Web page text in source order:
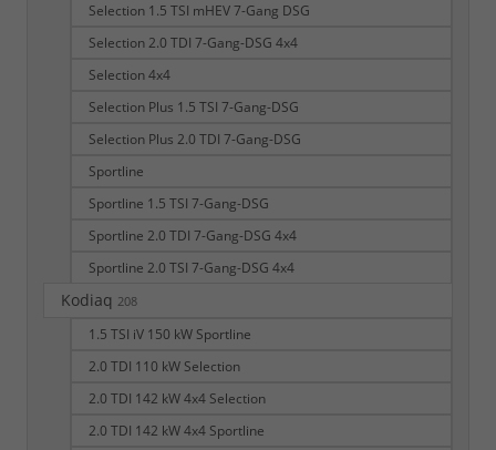
Selection 1.5 TSI mHEV 7-Gang DSG
Selection 2.0 TDI 7-Gang-DSG 4x4
Selection 4x4
Selection Plus 1.5 TSI 7-Gang-DSG
Selection Plus 2.0 TDI 7-Gang-DSG
Sportline
Sportline 1.5 TSI 7-Gang-DSG
Sportline 2.0 TDI 7-Gang-DSG 4x4
Sportline 2.0 TSI 7-Gang-DSG 4x4
Kodiaq 208
1.5 TSI iV 150 kW Sportline
2.0 TDI 110 kW Selection
2.0 TDI 142 kW 4x4 Selection
2.0 TDI 142 kW 4x4 Sportline